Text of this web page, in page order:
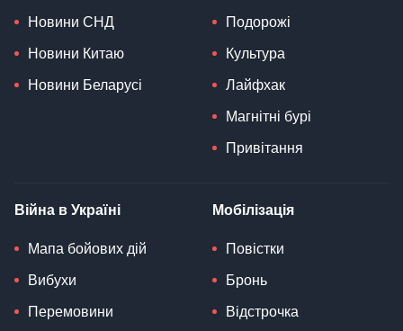
Новини СНД
Новини Китаю
Новини Беларусі
Подорожі
Культура
Лайфхак
Магнітні бурі
Привітання
Війна в Україні
Мапа бойових дій
Вибухи
Перемовини
Мобілізація
Повістки
Бронь
Відстрочка